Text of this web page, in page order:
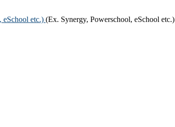
eSchool etc.) (Ex. Synergy, Powerschool, eSchool etc.)